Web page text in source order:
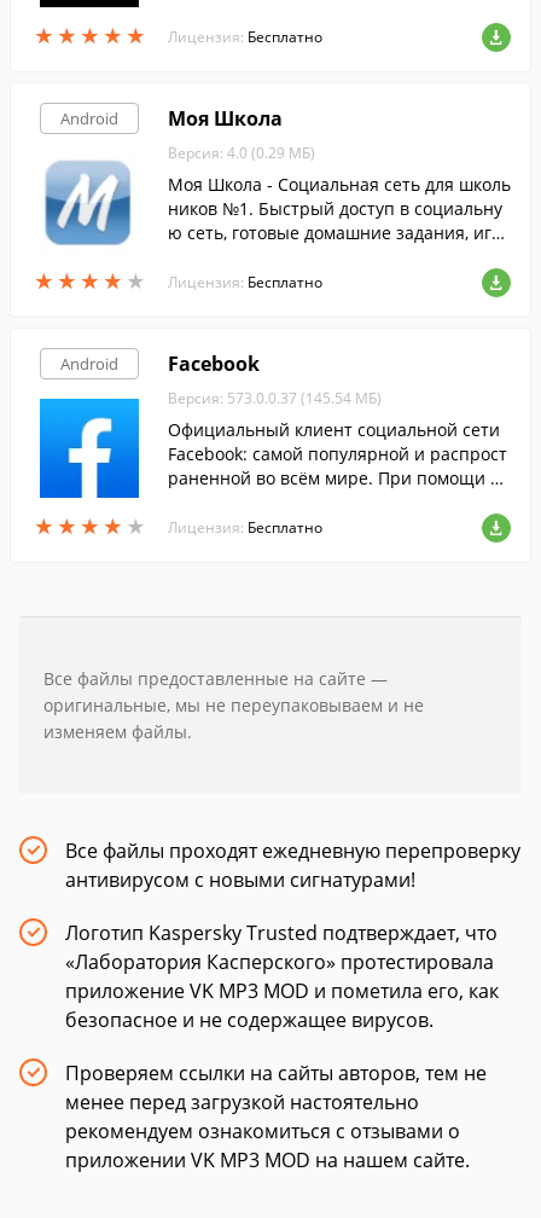
★ ★ ★ ★ ★
★ ★ ★ ★ ★
ы.
Лицензия: Бесплатно
Android
★ ★ ★ ★ ★
★ ★ ★ ★ ★
Моя Школа
Версия: 4.0 (0.29 МБ)
Моя Школа - Социальная сеть для школь
ников №1. Быстрый доступ в социальну
ю сеть, готовые домашние задания, игр
елей.
Лицензия: Бесплатно
Android
★ ★ ★ ★ ★
★ ★ ★ ★ ★
Facebook
Версия: 573.0.0.37 (145.54 МБ)
Официальный клиент социальной сети
Facebook: самой популярной и распрост
раненной во всём мире. При помощи да
станет гораздо проще.
Лицензия: Бесплатно
Все файлы предоставленные на сайте —
оригинальные, мы не переупаковываем и не
изменяем файлы.
Все файлы проходят ежедневную перепроверку
антивирусом с новыми сигнатурами!
Логотип Kaspersky Trusted подтверждает, что
«Лаборатория Касперского» протестировала
приложение VK MP3 MOD и пометила его, как
безопасное и не содержащее вирусов.
Проверяем ссылки на сайты авторов, тем не
менее перед загрузкой настоятельно
рекомендуем ознакомиться с отзывами о
приложении VK MP3 MOD на нашем сайте.